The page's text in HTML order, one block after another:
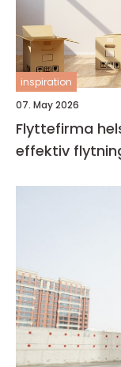
inspiration
07. May 2026
Flyttefirma
effektiv